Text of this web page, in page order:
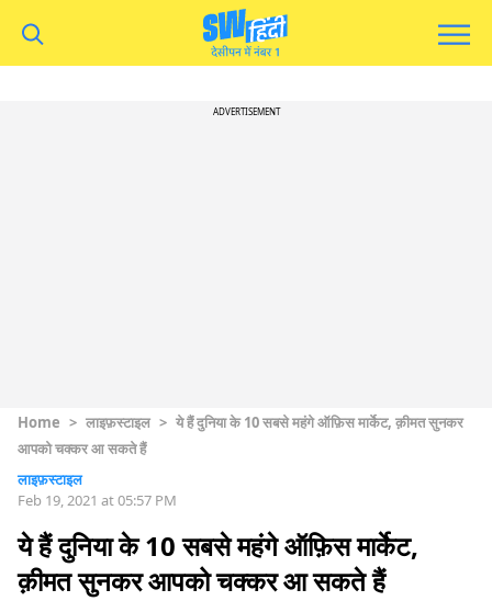
ADVERTISEMENT
Home > लाइफ़स्टाइल > ये हैं दुनिया के 10 सबसे महंगे ऑफ़िस मार्केट, क़ीमत सुनकर
आपको चक्कर आ सकते हैं
लाइफ़स्टाइल
Feb 19, 2021 at 05:57 PM
ये हैं दुनिया के 10 सबसे महंगे ऑफ़िस मार्केट,
क़ीमत सुनकर आपको चक्कर आ सकते हैं